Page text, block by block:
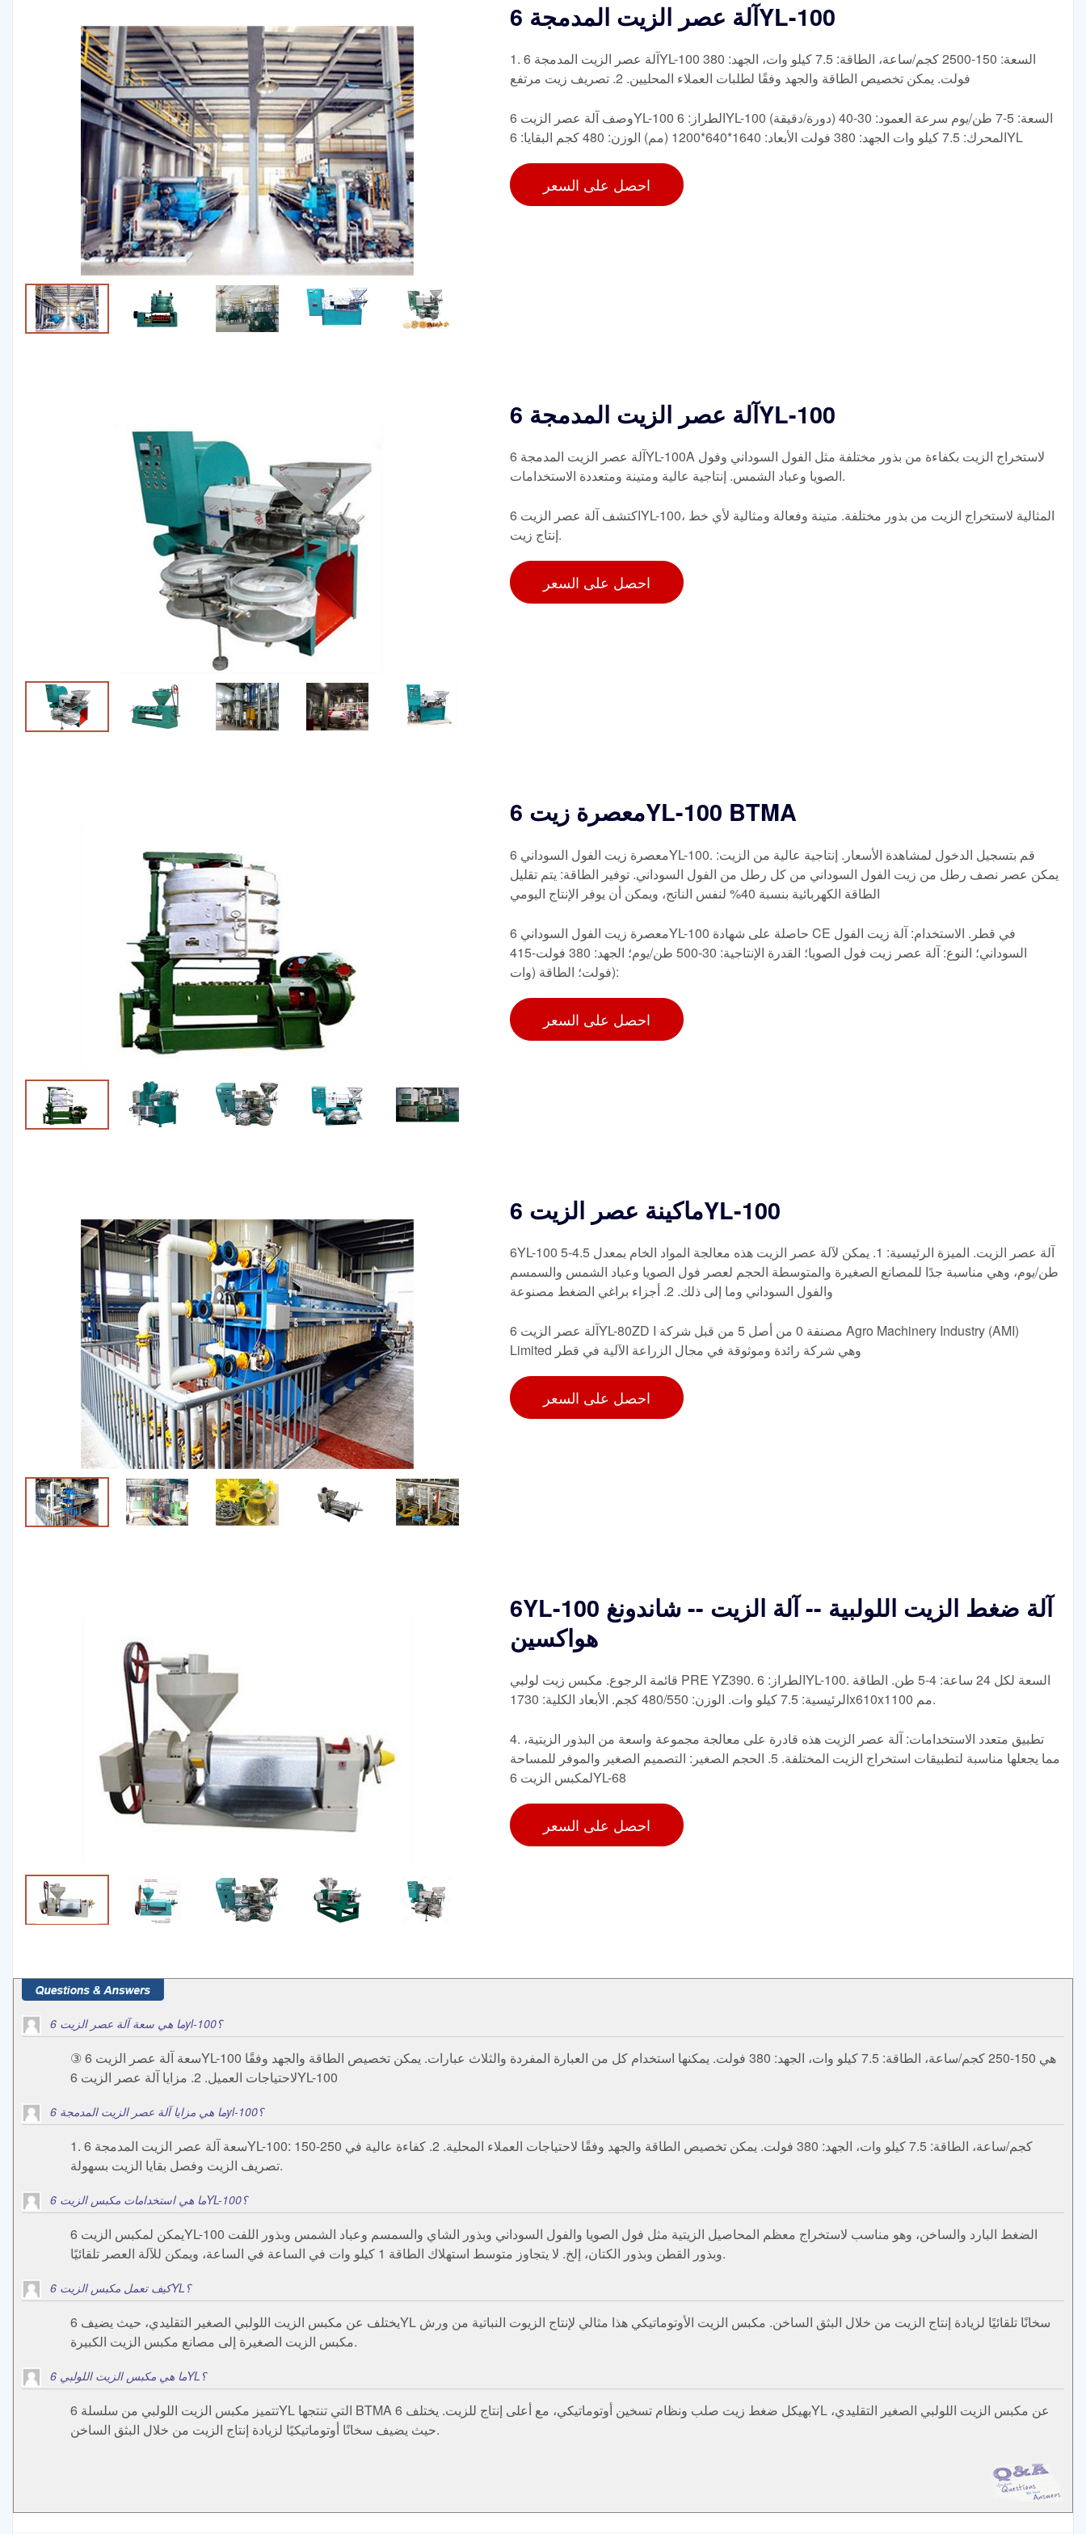
آلة عصر الزيت المدمجة 6YL-100
1. آلة عصر الزيت المدمجة 6YL-100 السعة: 150-2500 كجم/ساعة، الطاقة: 7.5 كيلو وات، الجهد: 380
فولت. يمكن تخصيص الطاقة والجهد وفقًا لطلبات العملاء المحليين. 2. تصريف زيت مرتفع
وصف آلة عصر الزيت 6YL-100 الطراز: 6YL-100 السعة: 5-7 طن/يوم سرعة العمود: 30-40 (دورة/دقيقة)
المحرك: 7.5 كيلو وات الجهد: 380 فولت الأبعاد: 1640*640*1200 (مم) الوزن: 480 كجم البقايا: 6YL
احصل على السعر
آلة عصر الزيت المدمجة 6YL-100
آلة عصر الزيت المدمجة 6YL-100A لاستخراج الزيت بكفاءة من بذور مختلفة مثل الفول السوداني وفول
الصويا وعباد الشمس. إنتاجية عالية ومتينة ومتعددة الاستخدامات.
اكتشف آلة عصر الزيت 6YL-100، المثالية لاستخراج الزيت من بذور مختلفة. متينة وفعالة ومثالية لأي خط
إنتاج زيت.
احصل على السعر
معصرة زيت 6YL-100 BTMA
معصرة زيت الفول السوداني 6YL-100. قم بتسجيل الدخول لمشاهدة الأسعار. إنتاجية عالية من الزيت:
يمكن عصر نصف رطل من زيت الفول السوداني من كل رطل من الفول السوداني. توفير الطاقة: يتم تقليل
الطاقة الكهربائية بنسبة 40% لنفس الناتج، ويمكن أن يوفر الإنتاج اليومي
معصرة زيت الفول السوداني 6YL-100 حاصلة على شهادة CE في قطر. الاستخدام: آلة زيت الفول
السوداني؛ النوع: آلة عصر زيت فول الصويا؛ القدرة الإنتاجية: 30-500 طن/يوم؛ الجهد: 380 فولت-415
فولت؛ الطاقة (وات):
احصل على السعر
ماكينة عصر الزيت 6YL-100
6YL-100 آلة عصر الزيت. الميزة الرئيسية: 1. يمكن لآلة عصر الزيت هذه معالجة المواد الخام بمعدل 4.5-5
طن/يوم، وهي مناسبة جدًا للمصانع الصغيرة والمتوسطة الحجم لعصر فول الصويا وعباد الشمس والسمسم
والفول السوداني وما إلى ذلك. 2. أجزاء براغي الضغط مصنوعة
آلة عصر الزيت 6YL-80ZD I مصنفة 0 من أصل 5 من قبل شركة Agro Machinery Industry (AMI)
Limited وهي شركة رائدة وموثوقة في مجال الزراعة الآلية في قطر
احصل على السعر
6YL-100 آلة ضغط الزيت اللولبية -- آلة الزيت -- شاندونغ
هواكسين
قائمة الرجوع. مكبس زيت لولبي PRE YZ390. الطراز: 6YL-100. السعة لكل 24 ساعة: 4-5 طن. الطاقة
الرئيسية: 7.5 كيلو وات. الوزن: 480/550 كجم. الأبعاد الكلية: 1730x610x1100 مم.
4. تطبيق متعدد الاستخدامات: آلة عصر الزيت هذه قادرة على معالجة مجموعة واسعة من البذور الزيتية،
مما يجعلها مناسبة لتطبيقات استخراج الزيت المختلفة. 5. الحجم الصغير: التصميم الصغير والموفر للمساحة
لمكبس الزيت 6YL-68
احصل على السعر
ما هي سعة آلة عصر الزيت 6yl-100؟
③ سعة آلة عصر الزيت 6YL-100 هي 150-250 كجم/ساعة، الطاقة: 7.5 كيلو وات، الجهد: 380 فولت. يمكنها استخدام كل من العبارة المفردة والثلاث عبارات. يمكن تخصيص الطاقة والجهد وفقًا
لاحتياجات العميل. 2. مزايا آلة عصر الزيت 6YL-100
ما هي مزايا آلة عصر الزيت المدمجة 6yl-100؟
1. سعة آلة عصر الزيت المدمجة 6YL-100: 150-250 كجم/ساعة، الطاقة: 7.5 كيلو وات، الجهد: 380 فولت. يمكن تخصيص الطاقة والجهد وفقًا لاحتياجات العملاء المحلية. 2. كفاءة عالية في
تصريف الزيت وفصل بقايا الزيت بسهولة.
ما هي استخدامات مكبس الزيت 6YL-100؟
يمكن لمكبس الزيت 6YL-100 الضغط البارد والساخن، وهو مناسب لاستخراج معظم المحاصيل الزيتية مثل فول الصويا والفول السوداني وبذور الشاي والسمسم وعباد الشمس وبذور اللفت
وبذور القطن وبذور الكتان، إلخ. لا يتجاوز متوسط استهلاك الطاقة 1 كيلو وات في الساعة في الساعة، ويمكن للآلة العصر تلقائيًا.
كيف تعمل مكبس الزيت 6YL؟
يختلف عن مكبس الزيت اللولبي الصغير التقليدي، حيث يضيف 6YL سخانًا تلقائيًا لزيادة إنتاج الزيت من خلال البثق الساخن. مكبس الزيت الأوتوماتيكي هذا مثالي لإنتاج الزيوت النباتية من ورش
مكبس الزيت الصغيرة إلى مصانع مكبس الزيت الكبيرة.
ما هي مكبس الزيت اللولبي 6YL؟
تتميز مكبس الزيت اللولبي من سلسلة 6YL التي تنتجها BTMA بهيكل ضغط زيت صلب ونظام تسخين أوتوماتيكي، مع أعلى إنتاج للزيت. يختلف 6YL عن مكبس الزيت اللولبي الصغير التقليدي،
حيث يضيف سخانًا أوتوماتيكيًا لزيادة إنتاج الزيت من خلال البثق الساخن.